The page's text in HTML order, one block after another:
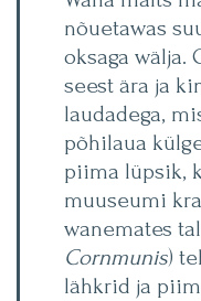
nõuetawas
oksaga wälja.
seest ära ja
laudadega,
põhilaua
piima lüpsik,
muuseumi
wanemates
Cornmunis)
lähkrid ja